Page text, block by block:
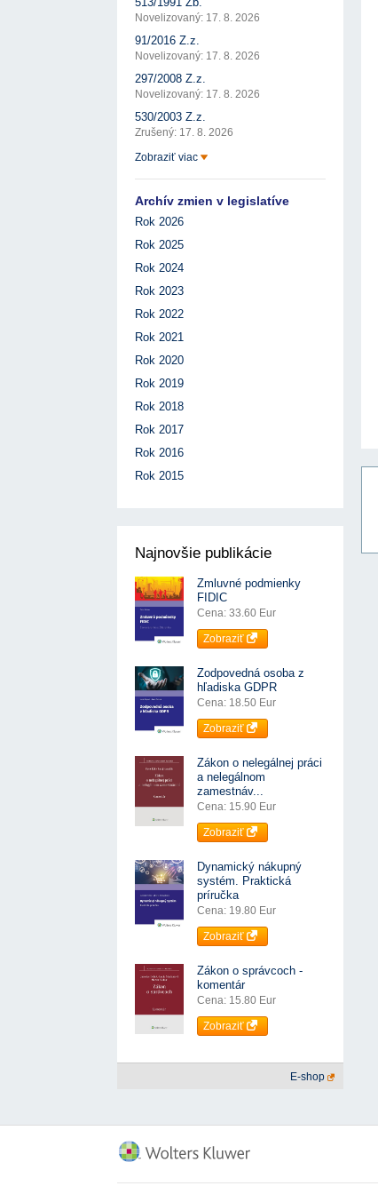
Novelizovaný: 17. 8. 2026
91/2016 Z.z.
Novelizovaný: 17. 8. 2026
297/2008 Z.z.
Novelizovaný: 17. 8. 2026
530/2003 Z.z.
Zrušený: 17. 8. 2026
Zobraziť viac
Archív zmien v legislatíve
Rok 2026
Rok 2025
Rok 2024
Rok 2023
Rok 2022
Rok 2021
Rok 2020
Rok 2019
Rok 2018
Rok 2017
Rok 2016
Rok 2015
Najnovšie publikácie
Zmluvné podmienky
FIDIC
Cena: 33.60 Eur
Zobraziť
Zodpovedná osoba z
hľadiska GDPR
Cena: 18.50 Eur
Zobraziť
Zákon o nelegálnej práci
a nelegálnom
zamestnáv...
Cena: 15.90 Eur
Zobraziť
Dynamický nákupný
systém. Praktická
príručka
Cena: 19.80 Eur
Zobraziť
Zákon o správcoch -
komentár
Cena: 15.80 Eur
Zobraziť
E-shop